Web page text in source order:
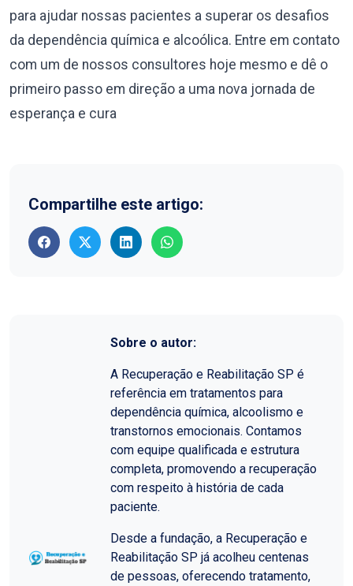
para ajudar nossas pacientes a superar os desafios
da dependência química e alcoólica. Entre em contato
com um de nossos consultores hoje mesmo e dê o
primeiro passo em direção a uma nova jornada de
esperança e cura
Compartilhe este artigo:
Sobre o autor:
A Recuperação e Reabilitação SP é
referência em tratamentos para
dependência química, alcoolismo e
transtornos emocionais. Contamos
com equipe qualificada e estrutura
completa, promovendo a recuperação
com respeito à história de cada
paciente.
Desde a fundação, a Recuperação e
Reabilitação SP já acolheu centenas
de pessoas, oferecendo tratamento,